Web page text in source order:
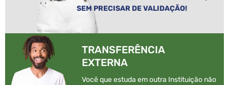
SEM PRECISAR DE VALIDAÇÃO!
TRANSFERÊNCIA
EXTERNA
Você que estuda em outra Instituição não